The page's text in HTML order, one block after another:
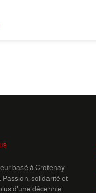
basé à Crotenay
Passion, solidarité et
d'une décennie.